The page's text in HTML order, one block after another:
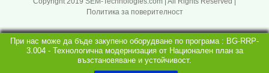
Политика за поверителност
При нас може да бъде закупено оборудване по програма : BG-RRP-
3.004 - Технологична модернизация от Национален план за
възстановяване и устойчивост.